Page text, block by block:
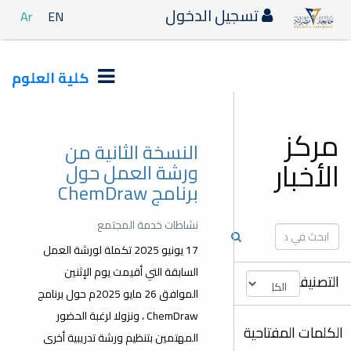
Ar EN
النسخة الثانية من
ورشة العمل حول
برنامج ChemDraw
نشاطات خدمة المجتمع
17 يونيو 2025 تكملة لورشة العمل
السابقة التي أقيمت يوم الإثنين
الموافق 26 مايو 2025م حول برنامج
المهتمين بتنظيم ورشة تدريبية أخرى